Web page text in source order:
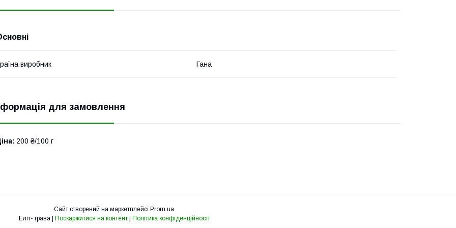
виробник Гана
для замовлення
200 ₴/100 г
Сайт створений на маркетплейсі Prom.ua
Поскаржитися на контент Політика конфіденційності